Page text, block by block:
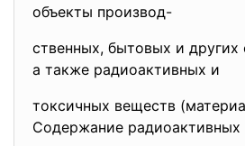
объекты производ-
ственных, бытовых и других
а также радиоактивных и
токсичных веществ
Содержание радиоактивных